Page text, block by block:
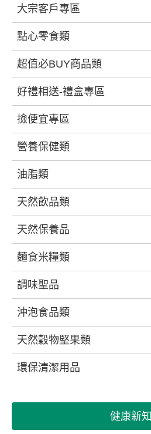
大宗客戶專區
點心零食類
超值必BUY商品類
好禮相送-禮盒專區
撿便宜專區
營養保健類
油脂類
天然飲品類
天然保養品
麵食米糧類
調味聖品
沖泡食品類
天然穀物堅果類
環保清潔用品
健康新知